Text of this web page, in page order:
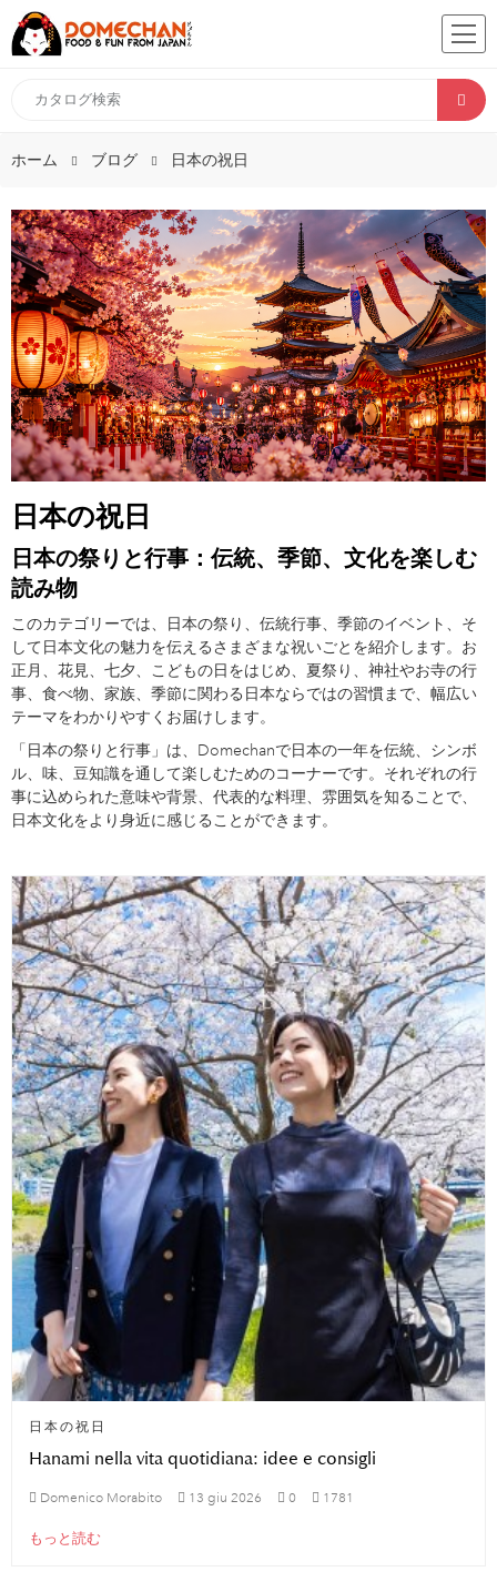
ホーム ブログ 日本の祝日
日本の祝日
日本の祭りと行事：伝統、季節、文化を楽しむ
読み物
このカテゴリーでは、日本の祭り、伝統行事、季節のイベント、そ
して日本文化の魅力を伝えるさまざまな祝いごとを紹介します。お
正月、花見、七夕、こどもの日をはじめ、夏祭り、神社やお寺の行
事、食べ物、家族、季節に関わる日本ならではの習慣まで、幅広い
テーマをわかりやすくお届けします。
「日本の祭りと行事」は、Domechanで日本の一年を伝統、シンボ
ル、味、豆知識を通して楽しむためのコーナーです。それぞれの行
事に込められた意味や背景、代表的な料理、雰囲気を知ることで、
日本文化をより身近に感じることができます。
日本の祝日
Hanami nella vita quotidiana: idee e consigli
Domenico Morabito 13 giu 2026 0 1781
もっと読む